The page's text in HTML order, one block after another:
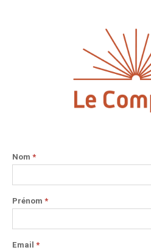
Nom *
Prénom *
Email *